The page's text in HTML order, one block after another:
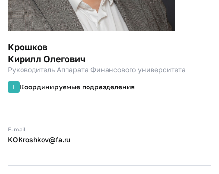
Крошков
Кирилл Олегович
Руководитель Аппарата Финансового университета
Координируемые подразделения
E-mail
KOKroshkov@fa.ru